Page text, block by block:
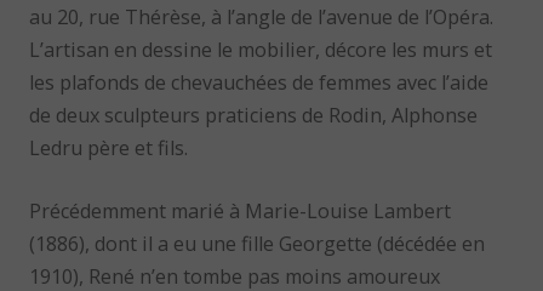
au 20, rue Thérèse, à l’angle de l’avenue de l’Opéra.
L’artisan en dessine le mobilier, décore les murs et
les plafonds de chevauchées de femmes avec l’aide
de deux sculpteurs praticiens de Rodin, Alphonse
Ledru père et fils.
Précédemment marié à Marie-Louise Lambert
(1886), dont il a eu une fille Georgette (décédée en
1910), René n’en tombe pas moins amoureux